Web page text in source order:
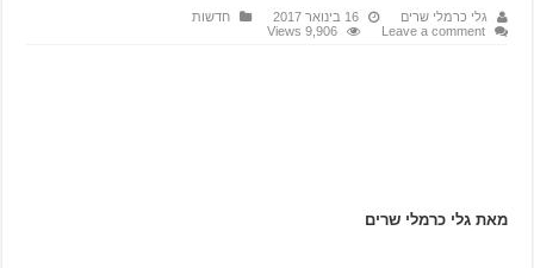
גלי כרמלי שרים 16 בינואר 2017
חדשות
Leave a comment
9,906 Views
מאת גלי כרמלי שרים